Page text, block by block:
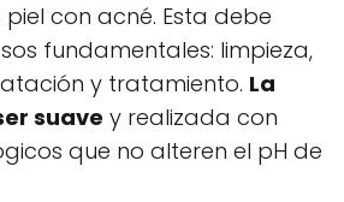
con acné. Esta debe
fundamentales: limpieza,
y tratamiento. La
suave y realizada con
que no alteren el pH de